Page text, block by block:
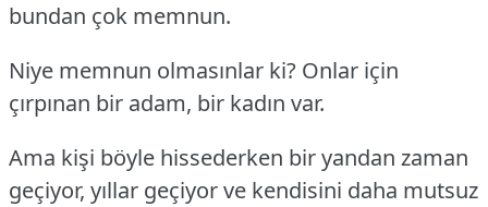
bundan çok memnun.
Niye memnun olmasınlar ki? Onlar için
çırpınan bir adam, bir kadın var.
Ama kişi böyle hissederken bir yandan zaman
geçiyor, yıllar geçiyor ve kendisini daha mutsuz